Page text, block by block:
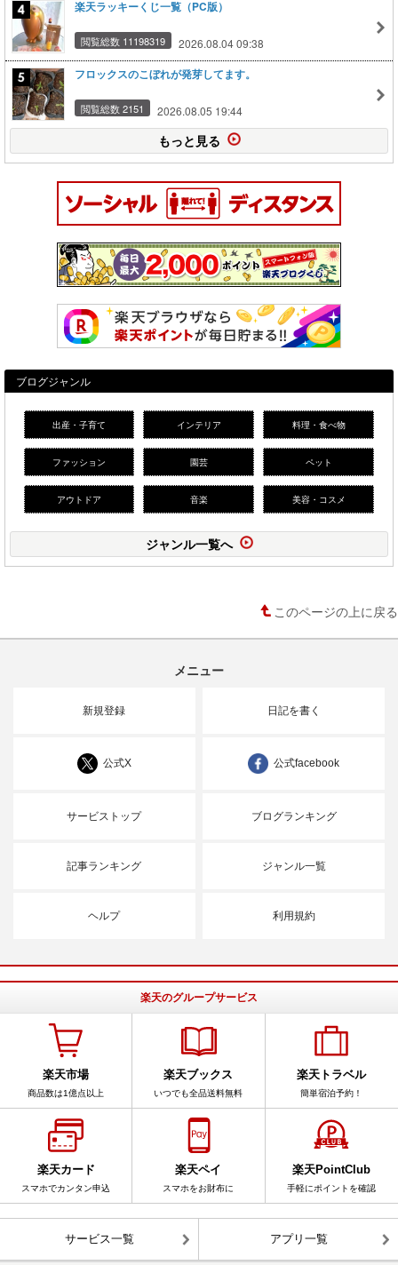
楽天ラッキーくじ一覧（PC版）
閲覧総数 11198319 2026.08.04 09:38
フロックスのこぼれが発芽してます。
閲覧総数 2151 2026.08.05 19:44
もっと見る
ブログジャンル
出産・子育て インテリア 料理・食べ物
ファッション 園芸 ペット
アウトドア 音楽 美容・コスメ
ジャンル一覧へ
このページの上に戻る
メニュー
新規登録 日記を書く
公式X 公式facebook
サービストップ ブログランキング
記事ランキング ジャンル一覧
ヘルプ 利用規約
楽天のグループサービス
楽天市場
商品数は1億点以上
楽天ブックス
いつでも全品送料無料
楽天トラベル
簡単宿泊予約！
楽天カード
スマホでカンタン申込
楽天ペイ
スマホをお財布に
楽天PointClub
手軽にポイントを確認
サービス一覧 アプリ一覧